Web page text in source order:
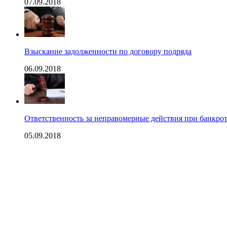
07.09.2018
Взыскание задолженности по договору подряда
06.09.2018
Ответственность за неправомерные действия при
05.09.2018